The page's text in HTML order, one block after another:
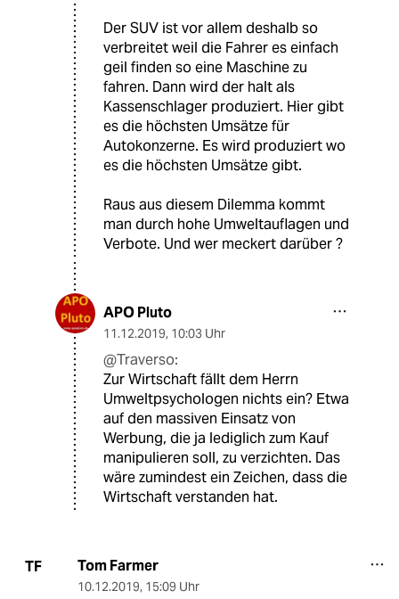
Der SUV ist vor allem deshalb so
verbreitet weil die Fahrer es einfach
geil finden so eine Maschine zu
fahren. Dann wird der halt als
Kassenschlager produziert. Hier gibt
es die höchsten Umsätze für
Autokonzerne. Es wird produziert wo
es die höchsten Umsätze gibt.
Raus aus diesem Dilemma kommt
man durch hohe Umweltauflagen und
Verbote. Und wer meckert darüber ?
APO Pluto
11.12.2019, 10:03 Uhr
@Traverso:
Zur Wirtschaft fällt dem Herrn
Umweltpsychologen nichts ein? Etwa
auf den massiven Einsatz von
Werbung, die ja lediglich zum Kauf
manipulieren soll, zu verzichten. Das
wäre zumindest ein Zeichen, dass die
Wirtschaft verstanden hat.
TF Tom Farmer
10.12.2019, 15:09 Uhr